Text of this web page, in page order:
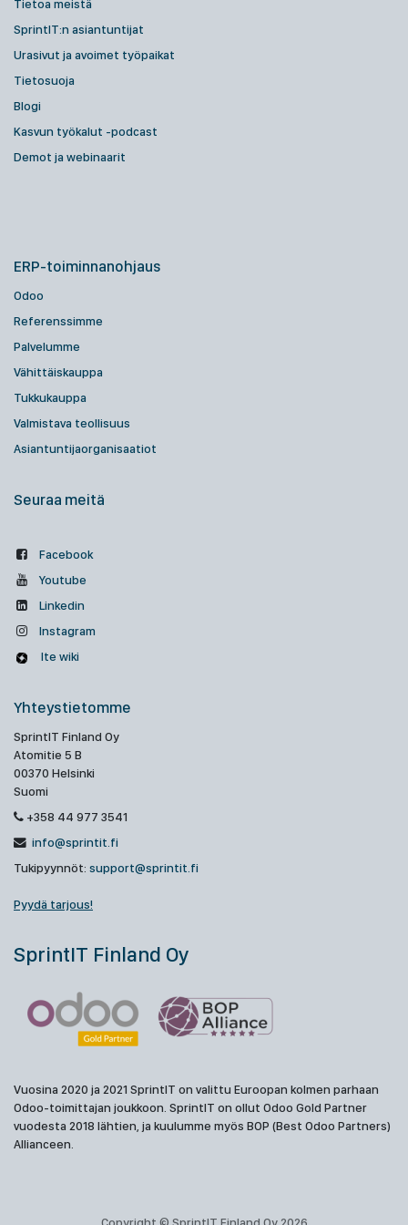
Tietoa meistä
SprintIT:n asiantuntijat
Urasivut ja avoimet työpaikat
Tietosuoja
Blogi
Kasvun työkalut -podcast
Demot ja webinaarit
ERP-toiminnanohjaus
Odoo
Referenssimme
Palvelumme
Vähittäiskauppa
Tukkukauppa
Valmistava teollisuus
Asiantuntijaorganisaatiot
Seuraa meitä
Facebook
Youtube
Linkedin
Instagram
Ite wiki
Yhteystietomme
SprintIT Finland Oy
Atomitie 5 B
00370 Helsinki
Suomi
+358 44 977 3541
info@sprintit.fi
Tukipyynnöt: support@sprintit.fi
Pyydä tarjous!
SprintIT Finland Oy
Vuosina 2020 ja 2021 SprintIT on valittu Euroopan kolmen parhaan
Odoo-toimittajan joukkoon. SprintIT on ollut Odoo Gold Partner
vuodesta 2018 lähtien, ja kuulumme myös BOP (Best Odoo Partners)
Allianceen.
Copyright © SprintIT Finland Oy 2026